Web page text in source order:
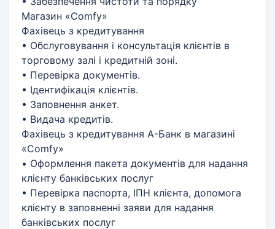
Магазин «Comfy»
Фахівець з кредитування
• Обслуговування і консультація клієнтів в
торговому залі і кредитній зоні.
• Перевірка документів.
• Ідентифікація клієнтів.
• Заповнення анкет.
• Видача кредитів.
Фахівець з кредитування А-Банк в магазині
«Comfy»
• Оформлення пакета документів для надання
клієнту банківських послуг
• Перевірка паспорта, ІПН клієнта, допомога
клієнту в заповненні заяви для надання
банківських послуг